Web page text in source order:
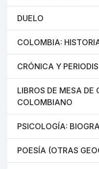
DUELO
COLOMBIA:
CRÓNICA Y
LIBROS DE MESA
COLOMBIANO
PSICOLOGÍA:
POESÍA (OTRAS